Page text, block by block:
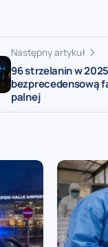
Następny artykuł
96 strzelanin w
bezprecedensową
palnej